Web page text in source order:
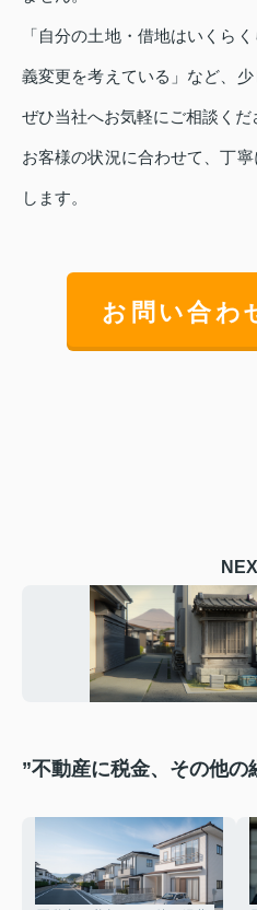
「自分の土地・借地はいくら
義変更を考えている」など、少
ぜひ当社へお気軽にご相談くだ
お客様の状況に合わせて、丁
します。
お問い合わ
”不動産に税金、その他の